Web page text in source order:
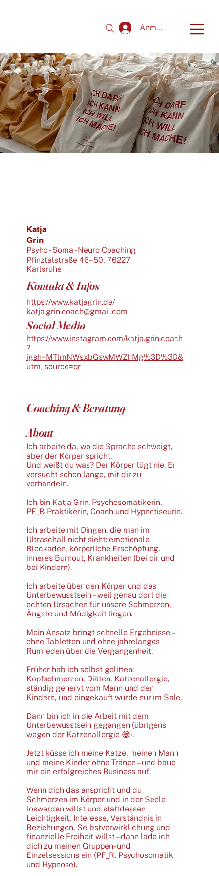
Anmelden
Katja
Grin
Psyho - Soma - Neuro Coaching
Pfinztalstraße 46–50, 76227
Karlsruhe
Kontakt & Infos
https://www.katjagrin.de/
katja.grin.coach@gmail.com
Social Media
https://www.instagram.com/katja.grin.coach
?
igsh=MTlmNWsxbGswMWZhMg%3D%3D&
utm_source=qr
Coaching & Beratung
About
Ich arbeite da, wo die Sprache schweigt,
aber der Körper spricht.
Und weißt du was? Der Körper lügt nie. Er
versucht schon lange, mit dir zu
verhandeln.
Ich bin Katja Grin. Psychosomatikerin,
PF_R-Praktikerin, Coach und Hypnotiseurin.
Ich arbeite mit Dingen, die man im
Ultraschall nicht sieht: emotionale
Blockaden, körperliche Erschöpfung,
inneres Burnout, Krankheiten (bei dir und
bei Kindern).
Ich arbeite über den Körper und das
Unterbewusstsein – weil genau dort die
echten Ursachen für unsere Schmerzen,
Ängste und Müdigkeit liegen.
Mein Ansatz bringt schnelle Ergebnisse –
ohne Tabletten und ohne jahrelanges
Rumreden über die Vergangenheit.
Früher hab ich selbst gelitten:
Kopfschmerzen, Diäten, Katzenallergie,
ständig genervt vom Mann und den
Kindern, und eingekauft wurde nur im Sale.
Dann bin ich in die Arbeit mit dem
Unterbewusstsein gegangen (übrigens
wegen der Katzenallergie 😅).
Jetzt küsse ich meine Katze, meinen Mann
und meine Kinder ohne Tränen – und baue
mir ein erfolgreiches Business auf.
Wenn dich das anspricht und du
Schmerzen im Körper und in der Seele
loswerden willst und stattdessen
Leichtigkeit, Interesse, Verständnis in
Beziehungen, Selbstverwirklichung und
finanzielle Freiheit willst – dann lade ich
dich zu meinen Gruppen- und
Einzelsessions ein (PF_R, Psychosomatik
und Hypnose).